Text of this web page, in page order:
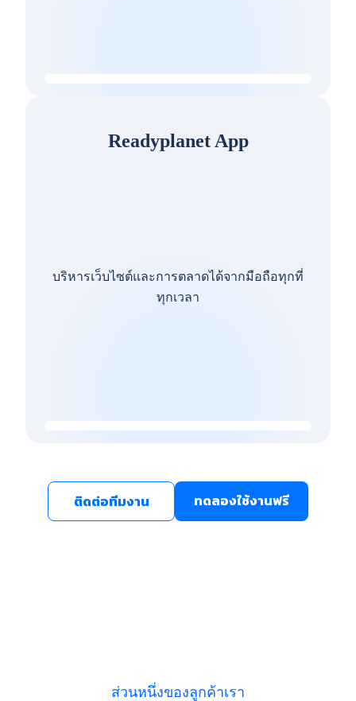
Readyplanet App
บริหารเว็บไซต์และการตลาดได้จากมือถือทุกที่
ทุกเวลา
ติดต่อทีมงาน ทดลองใช้งานฟรี
ส่วนหนึ่งของลูกค้าเรา